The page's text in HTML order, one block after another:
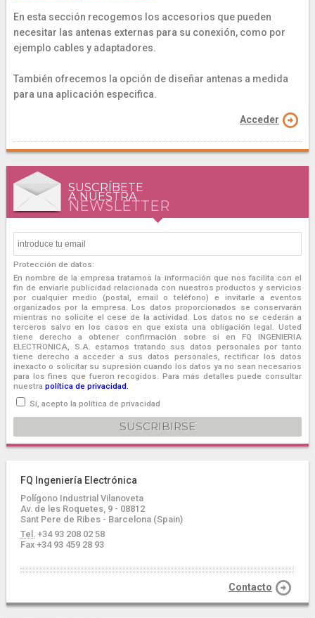
En esta sección recogemos los accesorios que pueden
necesitar las antenas externas para su conexión, como por
ejemplo cables y adaptadores.
También ofrecemos la opción de diseñar antenas a medida
para una aplicación especifica.
Acceder
SUSCRÍBETE
A NUESTRA
NEWSLETTER
Protección de datos:
En nombre de la empresa tratamos la información que nos facilita con el
fin de enviarle publicidad relacionada con nuestros productos y servicios
por cualquier medio (postal, email o teléfono) e invitarle a eventos
organizados por la empresa. Los datos proporcionados se conservarán
mientras no solicite el cese de la actividad. Los datos no se cederán a
terceros salvo en los casos en que exista una obligación legal. Usted
tiene derecho a obtener confirmación sobre si en FQ INGENIERIA
ELECTRONICA, S.A. estamos tratando sus datos personales por tanto
tiene derecho a acceder a sus datos personales, rectificar los datos
inexacto o solicitar su supresión cuando los datos ya no sean necesarios
para los fines que fueron recogidos. Para más detalles puede consultar
nuestra política de privacidad.
Sí, acepto la política de privacidad
FQ Ingeniería Electrónica
Polígono Industrial Vilanoveta
Av. de les Roquetes, 9 - 08812
Sant Pere de Ribes - Barcelona (Spain)
Tel. +34 93 208 02 58
Fax +34 93 459 28 93
Contacto